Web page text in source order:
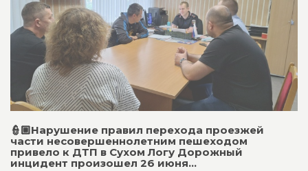
👮🏼Нарушение правил перехода проезжей
части несовершеннолетним пешеходом
привело к ДТП в Сухом Логу Дорожный
инцидент произошел 26 июня...